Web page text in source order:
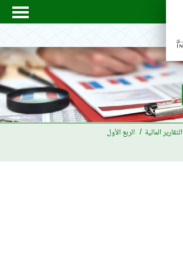
التقارير المالية
الربع الأول